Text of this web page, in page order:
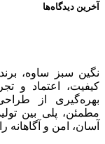
آخرین دیدگاه‌ها
کیفیت، اعتماد و
بهره‌گیری از
مطمئن، پلی بین
آسان، امن و آگاهانه
دسترسی سریع